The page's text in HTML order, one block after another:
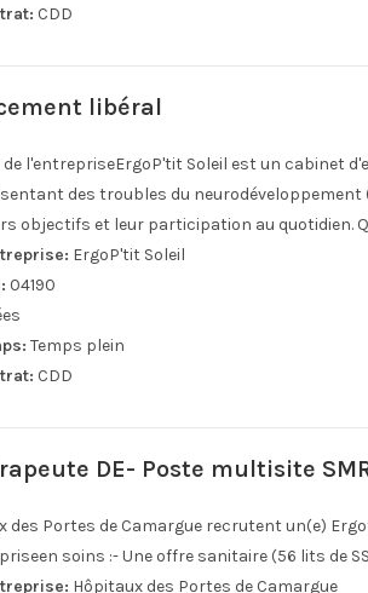
CDD
libéral
l'entrepriseErgoP'tit Soleil est un cabinet
des troubles du neurodéveloppement
objectifs et leur participation au quotidien.
ErgoP'tit Soleil
04190
Temps plein
CDD
DE- Poste multisite
des Portes de Camargue recrutent un(e)
soins :- Une offre sanitaire (56 lits de
Hôpitaux des Portes de Camargue